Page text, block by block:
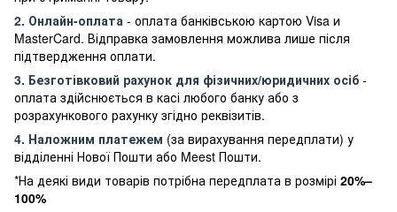
2. Онлайн-оплата - оплата банківською картою Visa и
MasterCard. Відправка замовлення можлива лише після
підтвердження оплати.
3. Безготівковий рахунок для фізичних/юридичних осіб -
оплата здійснюється в касі любого банку або з
розрахункового рахунку згідно реквізитів.
4. Наложним платежем (за вирахування передплати) у
відділенні Нової Пошти або Meest Пошти.
*На деякі види товарів потрібна передплата в розмірі 20%–
100%